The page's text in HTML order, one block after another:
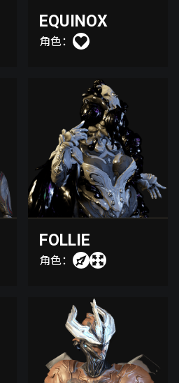
EQUINOX
角色：
FOLLIE
角色：